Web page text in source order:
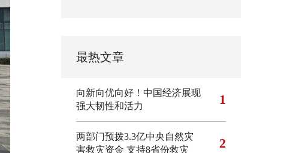
最热文章
向新向优向好！中国经济展现
强大韧性和活力
1
两部门预拨3.3亿中央自然灾
害救灾资金 支持8省份救灾
2